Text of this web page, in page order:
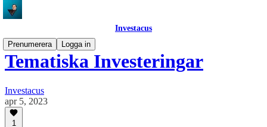
Investacus
Prenumerera
Logga in
Tematiska Investeringar
Investacus
apr 5, 2023
1